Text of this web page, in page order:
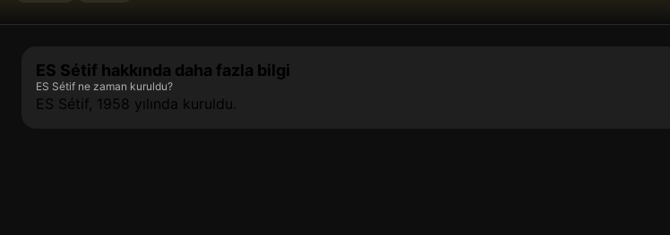
ES Sétif hakkında daha fazla bilgi
ES Sétif ne zaman kuruldu?
ES Sétif, 1958 yılında kuruldu.